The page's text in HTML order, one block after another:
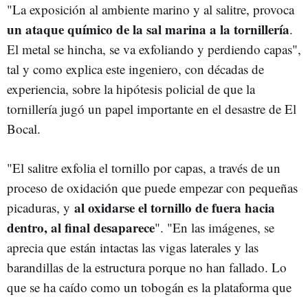
"La exposición al ambiente marino y al salitre, provoca
un ataque químico de la sal marina a la tornillería.
El metal se hincha, se va exfoliando y perdiendo capas",
tal y como explica este ingeniero, con décadas de
experiencia, sobre la hipótesis policial de que la
tornillería jugó un papel importante en el desastre de El
Bocal.
"El salitre exfolia el tornillo por capas, a través de un
proceso de oxidación que puede empezar con pequeñas
picaduras, y al oxidarse el tornillo de fuera hacia
dentro, al final desaparece". "En las imágenes, se
aprecia que están intactas las vigas laterales y las
barandillas de la estructura porque no han fallado. Lo
que se ha caído como un tobogán es la plataforma que